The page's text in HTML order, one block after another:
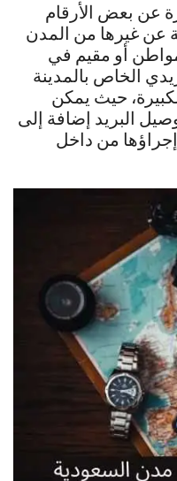
عن بعض الأرقام
عن غيرها من المدن
أو مقيم في
الخاص بالمدينة
حيث يمكن
البريد إضافة إلى
من داخل